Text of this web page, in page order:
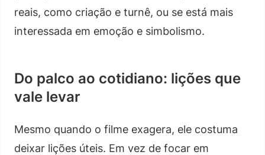
reais, como criação e turnê, ou se está mais
interessada em emoção e simbolismo.
Do palco ao cotidiano: lições que
vale levar
Mesmo quando o filme exagera, ele costuma
deixar lições úteis. Em vez de focar em